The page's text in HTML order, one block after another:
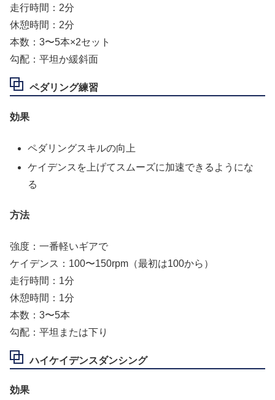
走行時間：2分
休憩時間：2分
本数：3〜5本×2セット
勾配：平坦か緩斜面
ペダリング練習
効果
ペダリングスキルの向上
ケイデンスを上げてスムーズに加速できるようにな
る
方法
強度：一番軽いギアで
ケイデンス：100〜150rpm（最初は100から）
走行時間：1分
休憩時間：1分
本数：3〜5本
勾配：平坦または下り
ハイケイデンスダンシング
効果